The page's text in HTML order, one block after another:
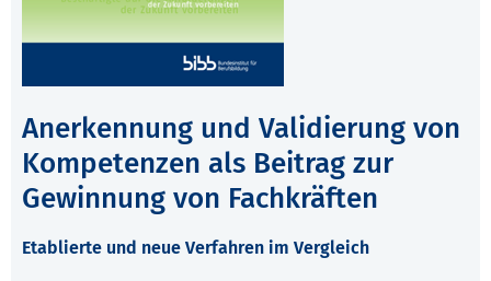
Anerkennung und Validierung von
Kompetenzen als Beitrag zur
Gewinnung von Fachkräften
Etablierte und neue Verfahren im Vergleich